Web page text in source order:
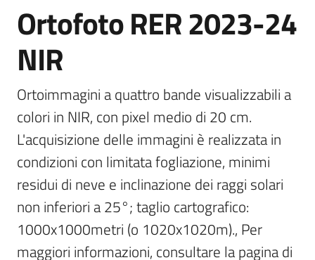
Visualizza
on-
line
Scarica
i
dati
Approfondimenti
Salta al contenuto
Ortofoto RER 2023-24
NIR
Ortoimmagini a quattro bande visualizzabili a
colori in NIR, con pixel medio di 20 cm.
L'acquisizione delle immagini è realizzata in
condizioni con limitata fogliazione, minimi
residui di neve e inclinazione dei raggi solari
non inferiori a 25°; taglio cartografico:
1000x1000metri (o 1020x1020m)., Per
maggiori informazioni, consultare la pagina di